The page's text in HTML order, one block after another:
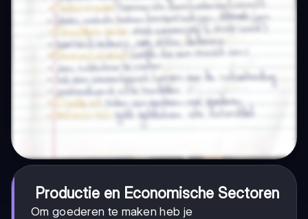
Productie en Economische Sectoren
Om goederen te maken heb je